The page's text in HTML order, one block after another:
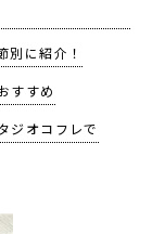
別に紹介！
すすめ
ジオコフレで